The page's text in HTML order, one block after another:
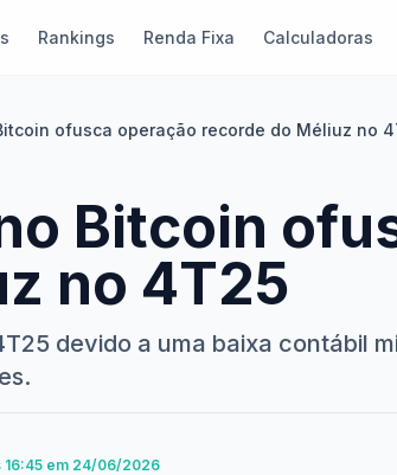
Rankings Renda Fixa Calculadoras
ofusca operação recorde do Méliuz no
Bitcoin
no 4T25
devido a uma baixa contábil
16:45 em 24/06/2026